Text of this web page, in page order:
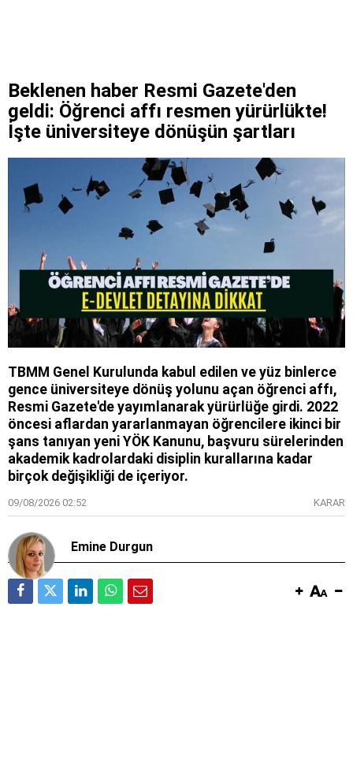
Beklenen haber Resmi Gazete'den
geldi: Öğrenci affı resmen yürürlükte!
İşte üniversiteye dönüşün şartları
TBMM Genel Kurulunda kabul edilen ve yüz binlerce
gence üniversiteye dönüş yolunu açan öğrenci affı,
Resmi Gazete'de yayımlanarak yürürlüğe girdi. 2022
öncesi aflardan yararlanmayan öğrencilere ikinci bir
şans tanıyan yeni YÖK Kanunu, başvuru sürelerinden
akademik kadrolardaki disiplin kurallarına kadar
birçok değişikliği de içeriyor.
09/08/2026 02:52 KARAR
Emine Durgun